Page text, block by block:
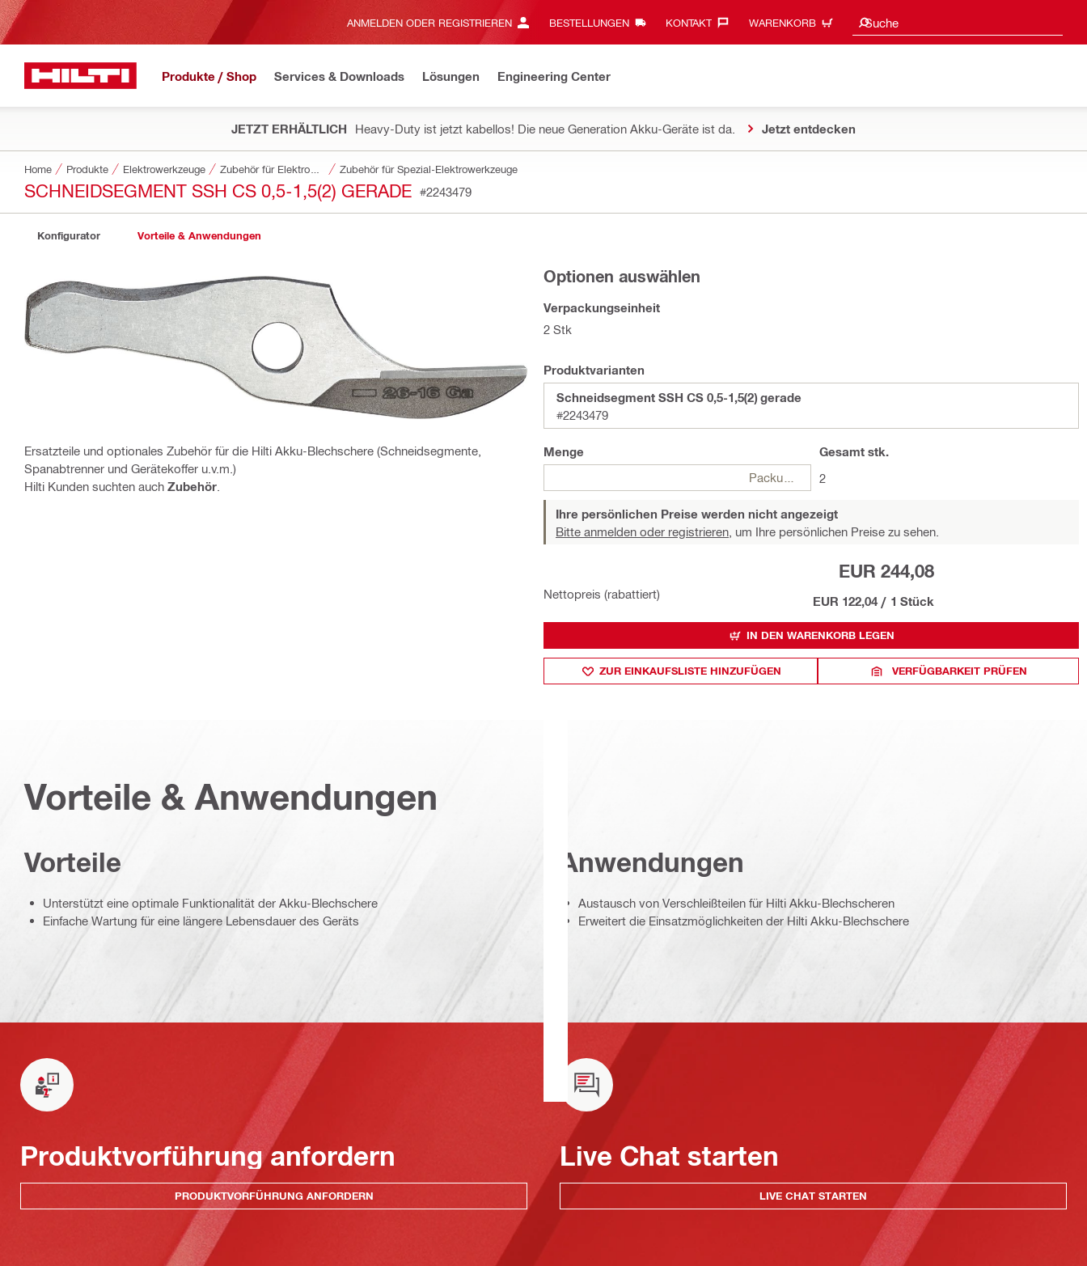
ANMELDEN ODER REGISTRIEREN BESTELLUNGEN KONTAKT‎ WARENKORB Suche
Suchvorschläge
Produkte / Shop Services & Downloads Lösungen Engineering Center
JETZT ERHÄLTLICH Heavy-Duty ist jetzt kabellos! Die neue Generation Akku-Geräte ist da. Jetzt entdecken
Home Produkte Elektrowerkzeuge Zubehör für Spezial-Elektrowerkzeuge
SCHNEIDSEGMENT SSH CS 0,5-1,5(2) GERADE #2243479
Konfigurator Vorteile & Anwendungen
Ersatzteile und optionales Zubehör für die Hilti Akku-Blechschere (Schneidsegmente,
Spanabtrenner und Gerätekoffer u.v.m.)
Hilti Kunden suchten auch Zubehör
Optionen auswählen
Verpackungseinheit
2 Stk
Produktvarianten
Schneidsegment SSH CS 0,5-1,5(2) gerade
#2243479
Menge
Gesamt stk.
2
Ihre persönlichen Preise werden nicht angezeigt
Bitte anmelden oder registrieren, um Ihre persönlichen Preise zu sehen.
Nettopreis (rabattiert)
EUR 244,08
EUR 122,04 / 1 Stück
IN DEN WARENKORB LEGEN
ZUR EINKAUFSLISTE HINZUFÜGEN VERFÜGBARKEIT PRÜFEN
Vorteile & Anwendungen
Vorteile
Unterstützt eine optimale Funktionalität der Akku-Blechschere
Einfache Wartung für eine längere Lebensdauer des Geräts
Anwendungen
Austausch von Verschleißteilen für Hilti Akku-Blechscheren
Erweitert die Einsatzmöglichkeiten der Hilti Akku-Blechschere
Produktvorführung anfordern
PRODUKTVORFÜHRUNG ANFORDERN
Live Chat starten
LIVE CHAT STARTEN